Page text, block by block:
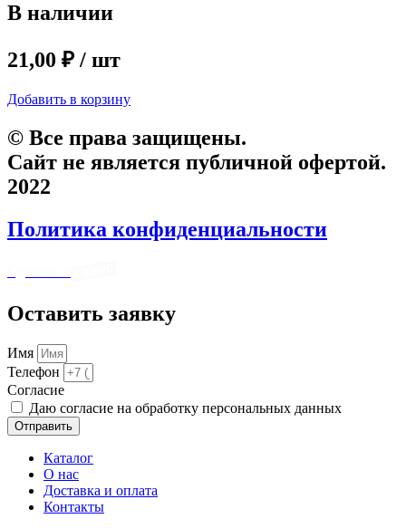
В наличии
21,00 ₽ / шт
Добавить в корзину
© Все права защищены.
Сайт не является публичной офертой.
2022
Политика конфиденциальности
Оставить заявку
Имя
Телефон
Cогласие
Даю согласие на обработку персональных данных
Отправить
Каталог
О нас
Доставка и оплата
Контакты